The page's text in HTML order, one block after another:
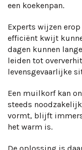
een koekenpan.
Experts wijzen
efficiënt kwijt
dagen kunnen
leiden tot
levensgevaarlijke
Een muilkorf kan
steeds
vormt, blijft
het warm is.